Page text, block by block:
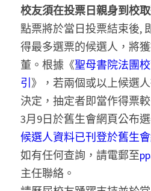
校友須在投票日親身到校
點票將於當日投票結束後,
得最多選票的候選人，將
董。根據《聖母書院法團
引 》，若兩個或以上候選
決定，抽定者即當作得票
3月9日於舊生會網頁公布
候選人資料已刊登於舊生
如有任何查詢，請電郵至
主任聯絡。